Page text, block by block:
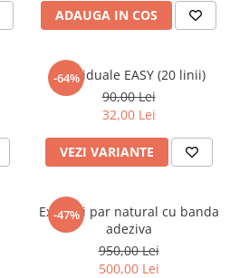
ADAUGA IN COS
-64%
Individuale EASY (20 linii)
90,00 Lei
32,00 Lei
VEZI VARIANTE
-47%
Extensii par natural cu banda
adeziva
950,00 Lei
500,00 Lei